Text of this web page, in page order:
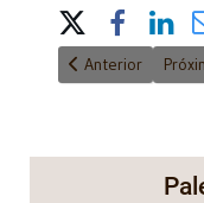
Share on
Artigo anterior:
Anterior